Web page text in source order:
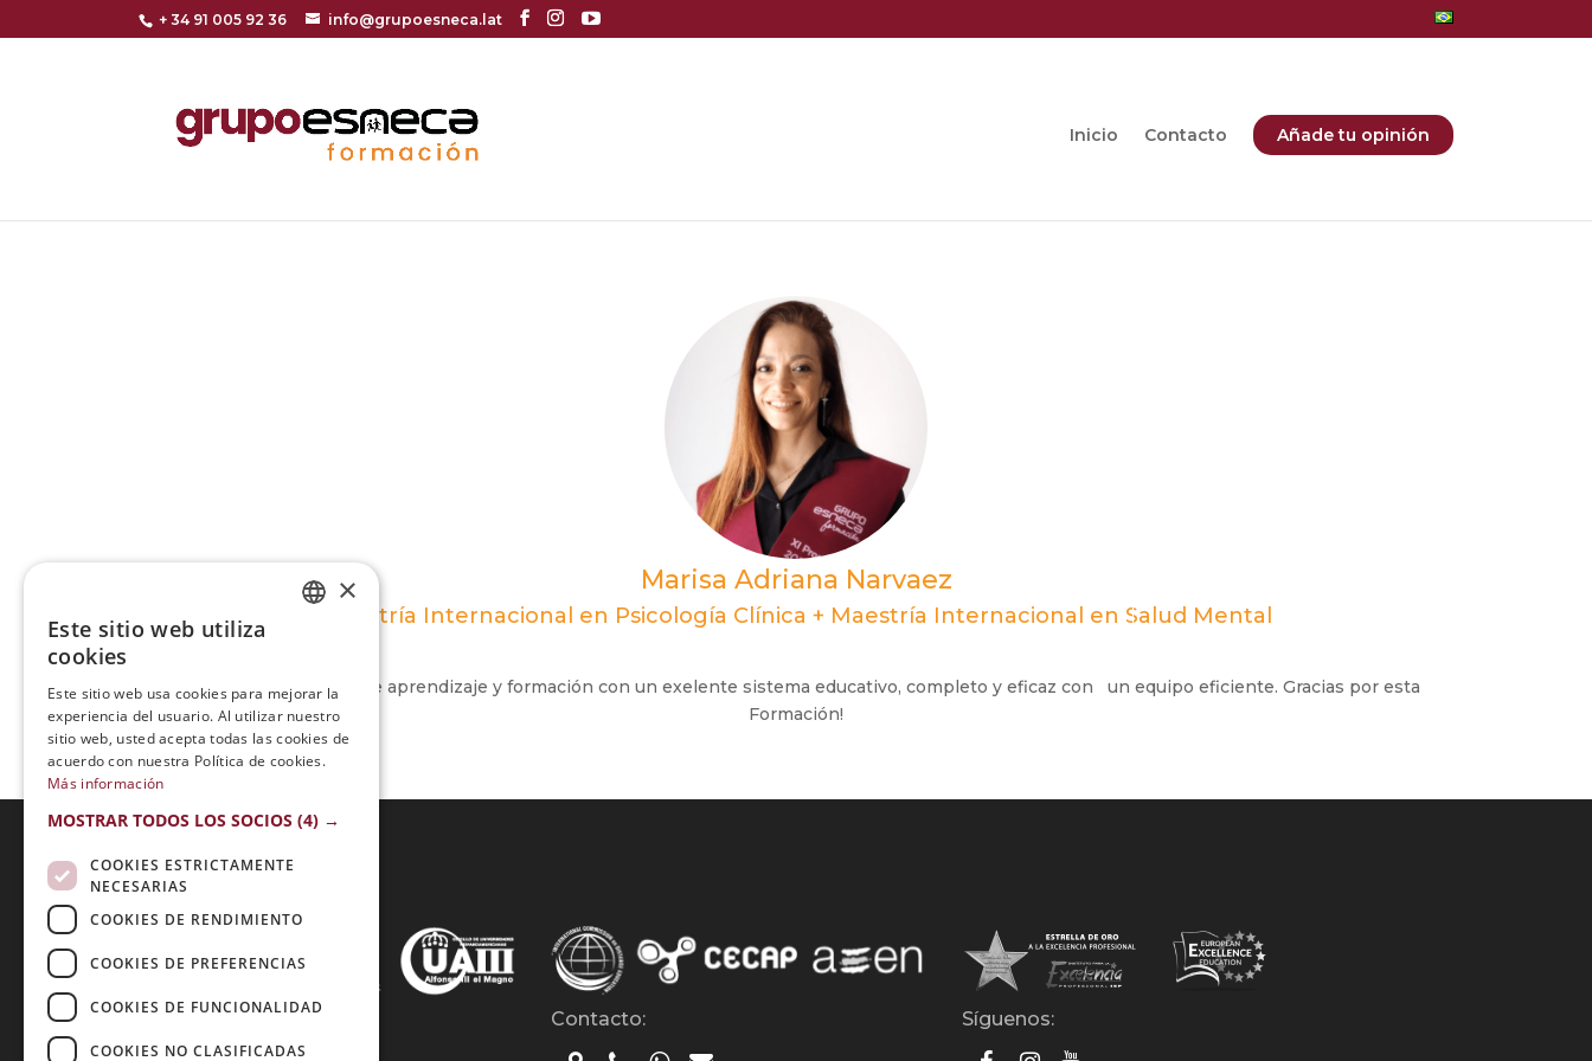
+ 34 91 005 92 36 info@grupoesneca.lat
Inicio Contacto Añade tu opinión
Marisa Adriana Narvaez
Maestría Internacional en Psicología Clínica + Maestría Internacional en Salud Mental
Una Gran experiencia de aprendizaje y formación con un exelente sistema educativo, completo y eficaz con un equipo eficiente. Gracias por esta
Formación!
Acreditaciones:
Métodos de Pago: Contacto: Síguenos:
×
Este sitio web utiliza
cookies
Este sitio web usa cookies para mejorar la
experiencia del usuario. Al utilizar nuestro
sitio web, usted acepta todas las cookies de
acuerdo con nuestra Política de cookies.
Más información
MOSTRAR TODOS LOS SOCIOS (4) →
COOKIES ESTRICTAMENTE
NECESARIAS
COOKIES DE RENDIMIENTO
COOKIES DE PREFERENCIAS
COOKIES DE FUNCIONALIDAD
COOKIES NO CLASIFICADAS